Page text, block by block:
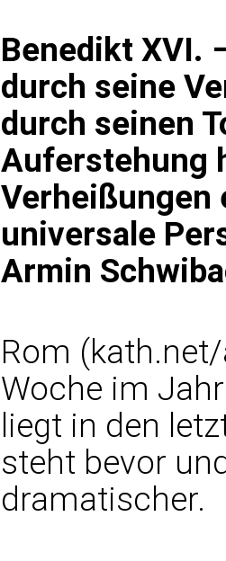
Benedikt XVI.
durch seine
durch seinen
Auferstehung
Verheißungen
universale
Armin
Rom
Woche im
liegt in den
steht bevor
dramatischer.